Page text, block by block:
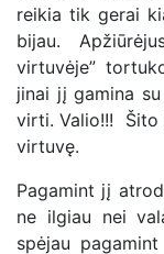
reikia tik gerai
bijau.
virtuvėje”
jinai jį gamina
virti. Valio!!! Šito
virtuvę.
Pagamint jį
ne ilgiau nei
spėjau